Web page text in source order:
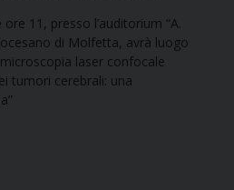
11, presso l’auditorium “A.
di Molfetta, avrà luogo
laser confocale
tumori cerebrali: una